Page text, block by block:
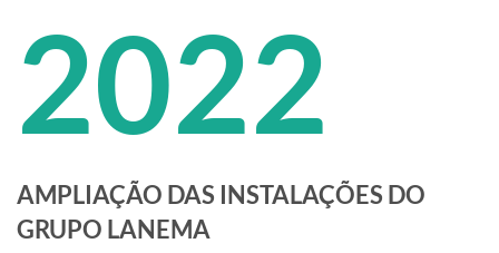
2022
AMPLIAÇÃO DAS INSTALAÇÕES DO
GRUPO LANEMA